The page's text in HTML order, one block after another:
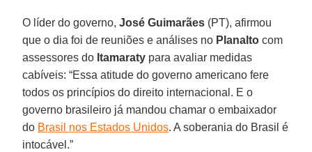
O líder do governo,José Guimarães (PT), afirmou
que o dia foi de reuniões e análises no Planalto com
assessores do Itamaraty para avaliar medidas
cabíveis: “Essa atitude do governo americano fere
todos os princípios do direito internacional. E o
governo brasileiro já mandou chamar o embaixador
do Brasil nos Estados Unidos. A soberania do Brasil é
intocável.”